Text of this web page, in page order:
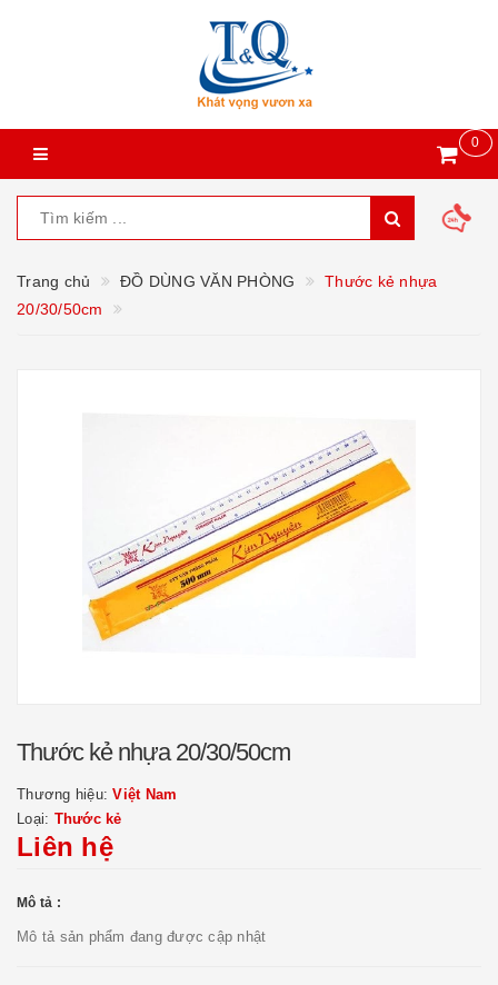
0
Trang chủ ĐỒ DÙNG VĂN PHÒNG
Thước kẻ nhựa
20/30/50cm
Thước kẻ nhựa 20/30/50cm
Thương hiệu:Việt Nam
Loại: Thước kẻ
Liên hệ
Mô tả :
Mô tả sản phẩm đang được cập nhật